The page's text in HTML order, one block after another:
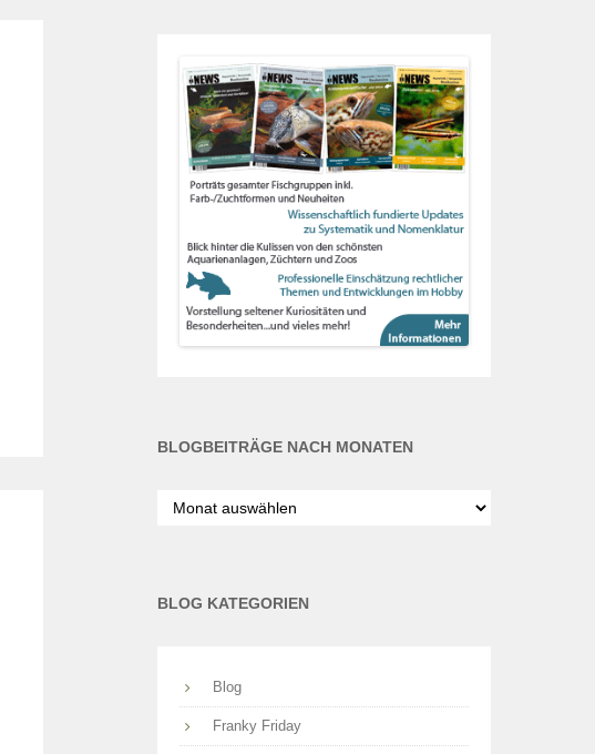
BLOGBEITRÄGE NACH MONATEN
nach
BLOG KATEGORIEN
Blog
Franky Friday